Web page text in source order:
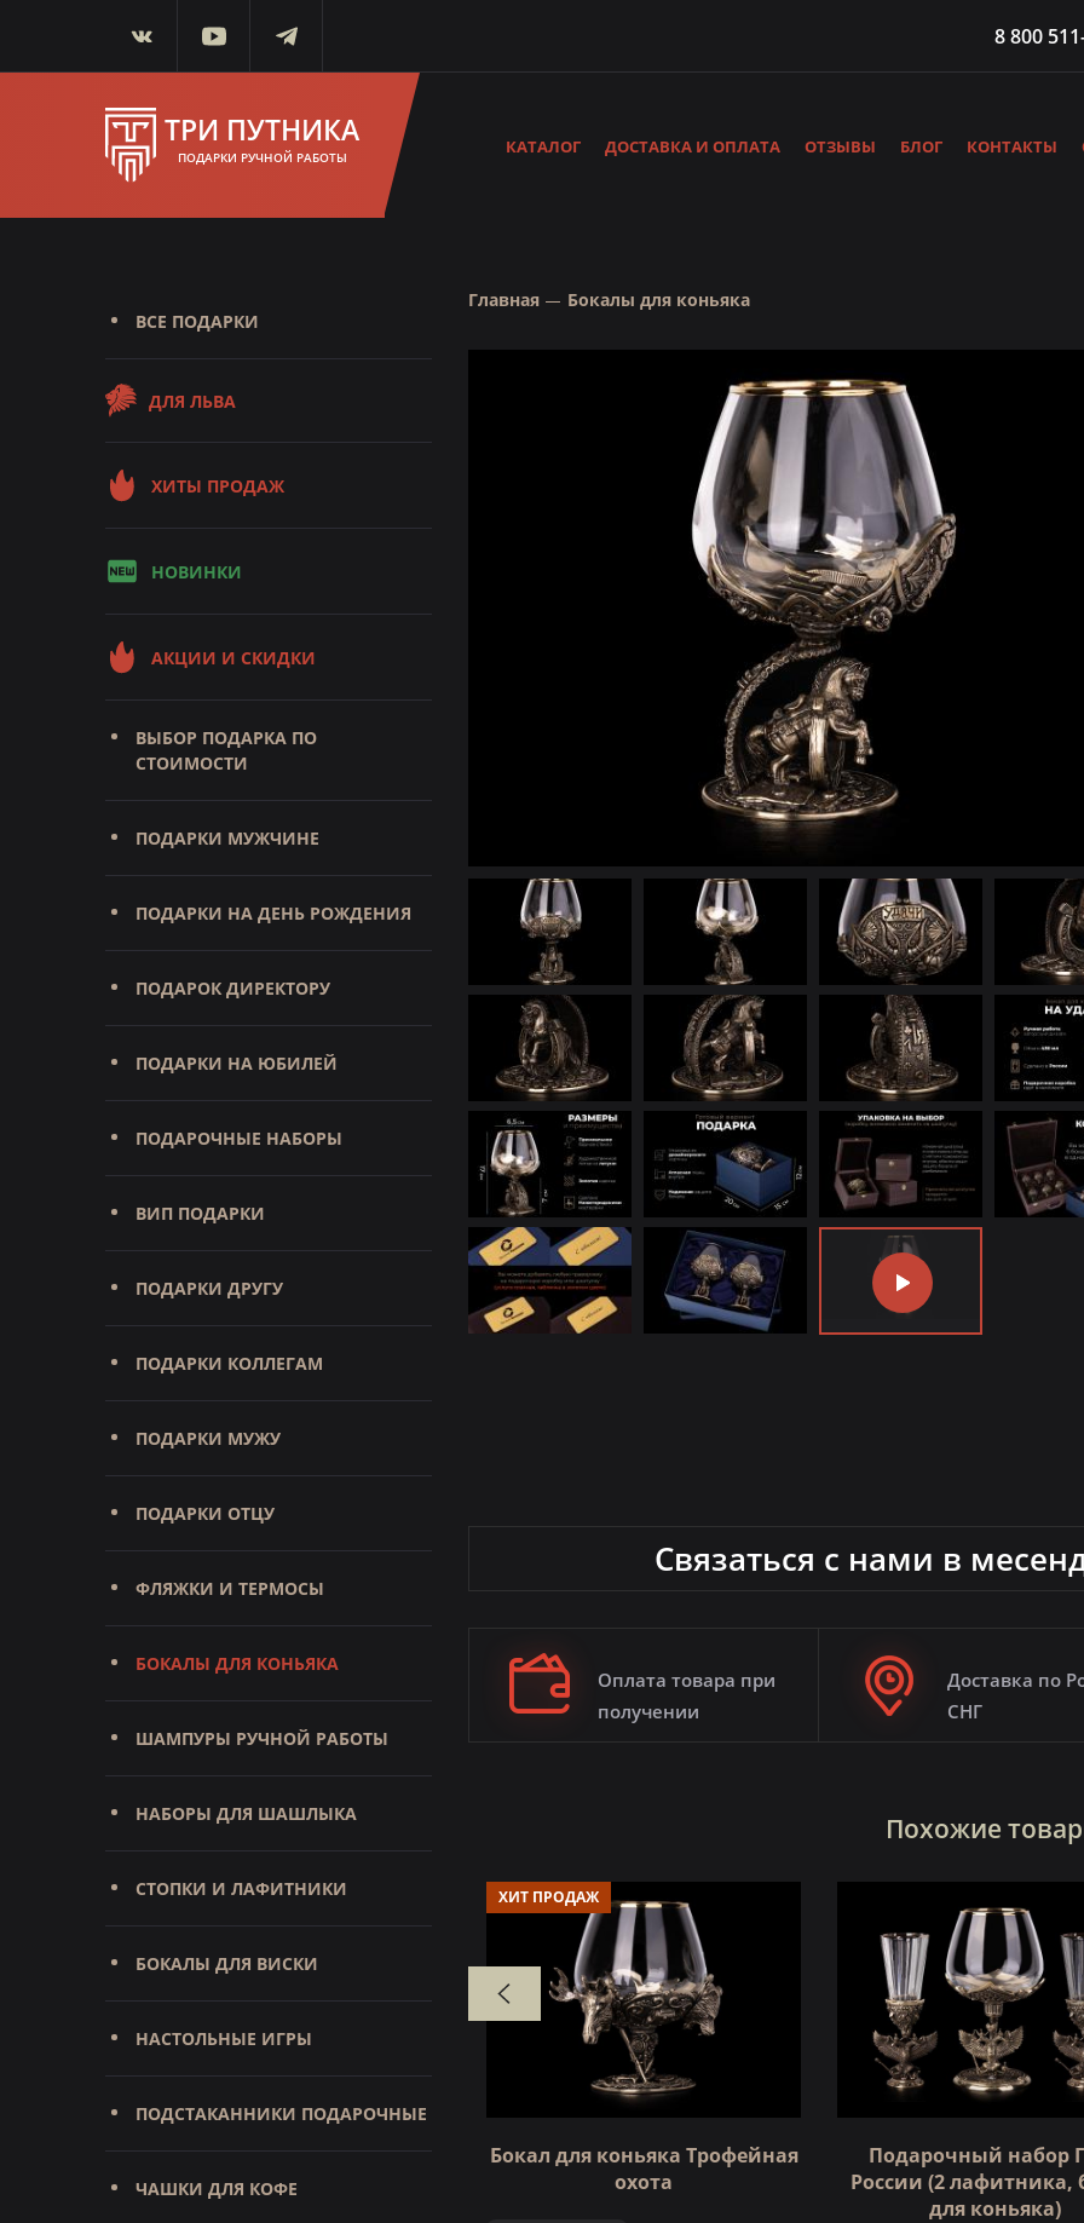
8 800
ТРИ ПУТНИКА
ПОДАРКИ РУЧНОЙ РАБОТЫ
КАТАЛОГ ДОСТАВКА И ОПЛАТА ОТЗЫВЫ БЛОГ КОНТАКТЫ
ВСЕ ПОДАРКИ
ДЛЯ ЛЬВА
ХИТЫ ПРОДАЖ
НОВИНКИ
АКЦИИ И СКИДКИ
ВЫБОР ПОДАРКА ПО
СТОИМОСТИ
ПОДАРКИ МУЖЧИНЕ
ПОДАРКИ НА ДЕНЬ РОЖДЕНИЯ
ПОДАРОК ДИРЕКТОРУ
ПОДАРКИ НА ЮБИЛЕЙ
ПОДАРОЧНЫЕ НАБОРЫ
ВИП ПОДАРКИ
ПОДАРКИ ДРУГУ
ПОДАРКИ КОЛЛЕГАМ
ПОДАРКИ МУЖУ
ПОДАРКИ ОТЦУ
ФЛЯЖКИ И ТЕРМОСЫ
БОКАЛЫ ДЛЯ КОНЬЯКА
ШАМПУРЫ РУЧНОЙ РАБОТЫ
НАБОРЫ ДЛЯ ШАШЛЫКА
СТОПКИ И ЛАФИТНИКИ
БОКАЛЫ ДЛЯ ВИСКИ
НАСТОЛЬНЫЕ ИГРЫ
ПОДСТАКАННИКИ ПОДАРОЧНЫЕ
ЧАШКИ ДЛЯ КОФЕ
Главная Бокалы для коньяка
Связаться с нами в
Оплата товара при
получении
Доставка по
СНГ
Похожие
Бокал для коньяка На удачу
(Латунь, стекло)
ХИТ ПРОДАЖ
Бокал для коньяка Трофейная
охота
Подарочный набор
России (2 лафитника,
для коньяка)